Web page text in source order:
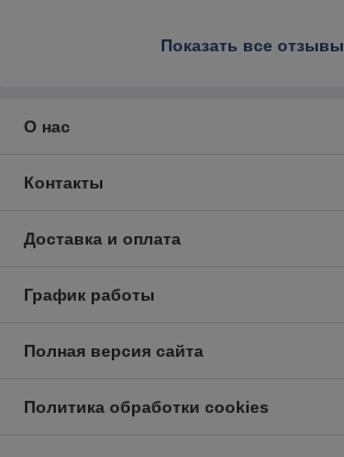
Показать все отзывы
О нас
Контакты
Доставка и оплата
График работы
Полная версия сайта
Политика обработки cookies